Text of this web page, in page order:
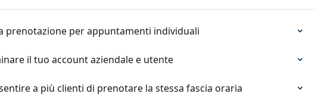
prenotazione per appuntamenti individuali
il tuo account aziendale e utente
a più clienti di prenotare la stessa fascia oraria